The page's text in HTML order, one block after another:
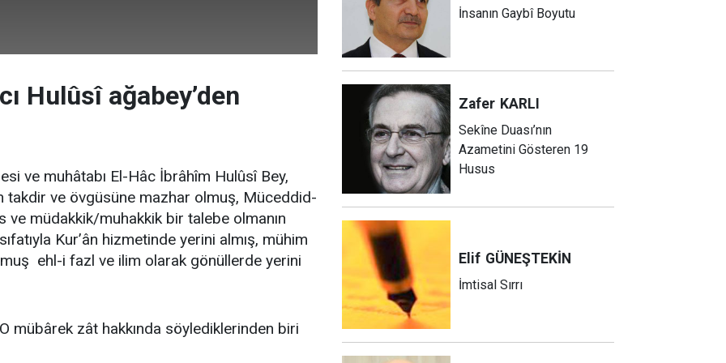
Hulûsî ağabey’den
ve muhâtabı El-Hâc İbrâhîm Hulûsî Bey,
takdir ve övgüsüne mazhar olmuş, Müceddid-
ve müdakkik/muhakkik bir talebe olmanın
Kur’ân hizmetinde yerini almış, mühim
ehl-i fazl ve ilim olarak gönüllerde yerini
mübârek zât hakkında söylediklerinden biri
İnsanın Gaybî Boyutu
Zafer KARLI
Sekîne Duası’nın
Azametini Gösteren 19
Husus
Elif GÜNEŞTEKİN
İmtisal Sırrı